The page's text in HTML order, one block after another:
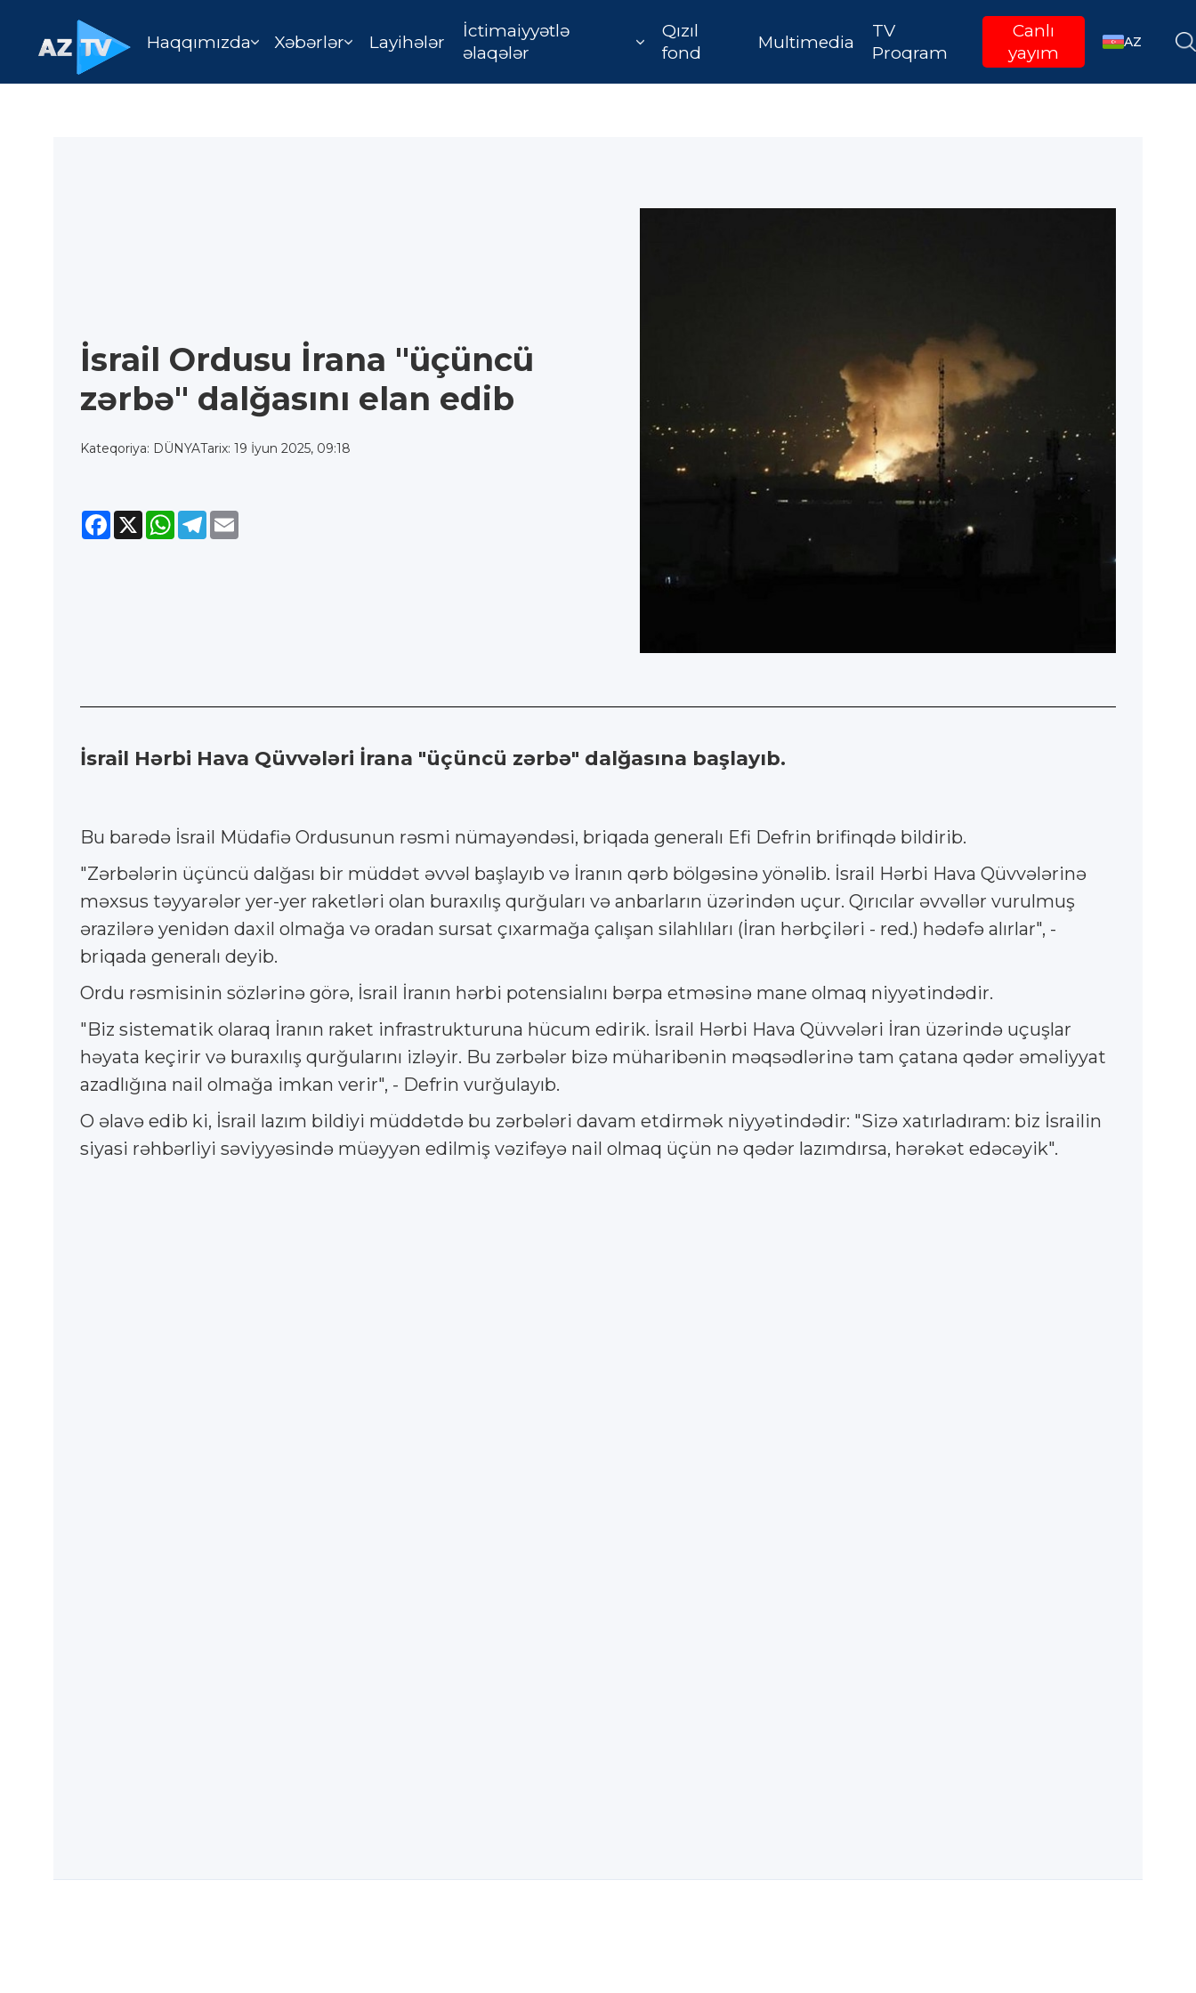
Haqqımızda Xəbərlər Layihələr
İctimaiyyətlə
əlaqələr
Qızıl
fond
Multimedia
TV
Proqram
Canlı
yayım
AZ
İsrail Ordusu İrana "üçüncü
zərbə" dalğasını elan edib
Kateqoriya: DÜNYATarix: 19 İyun 2025, 09:18
Facebook
X WhatsApp
Telegram
İsrail Hərbi Hava Qüvvələri İrana "üçüncü zərbə" dalğasına başlayıb.
Bu barədə İsrail Müdafiə Ordusunun rəsmi nümayəndəsi, briqada generalı Efi Defrin brifinqdə bildirib.
"Zərbələrin üçüncü dalğası bir müddət əvvəl başlayıb və İranın qərb bölgəsinə yönəlib. İsrail Hərbi Hava Qüvvələrinə
məxsus təyyarələr yer-yer raketləri olan buraxılış qurğuları və anbarların üzərindən uçur. Qırıcılar əvvəllər vurulmuş
ərazilərə yenidən daxil olmağa və oradan sursat çıxarmağa çalışan silahlıları (İran hərbçiləri - red.) hədəfə alırlar", -
briqada generalı deyib.
Ordu rəsmisinin sözlərinə görə, İsrail İranın hərbi potensialını bərpa etməsinə mane olmaq niyyətindədir.
"Biz sistematik olaraq İranın raket infrastrukturuna hücum edirik. İsrail Hərbi Hava Qüvvələri İran üzərində uçuşlar
həyata keçirir və buraxılış qurğularını izləyir. Bu zərbələr bizə müharibənin məqsədlərinə tam çatana qədər əməliyyat
azadlığına nail olmağa imkan verir", - Defrin vurğulayıb.
O əlavə edib ki, İsrail lazım bildiyi müddətdə bu zərbələri davam etdirmək niyyətindədir: "Sizə xatırladıram: biz İsrailin
siyasi rəhbərliyi səviyyəsində müəyyən edilmiş vəzifəyə nail olmaq üçün nə qədər lazımdırsa, hərəkət edəcəyik".